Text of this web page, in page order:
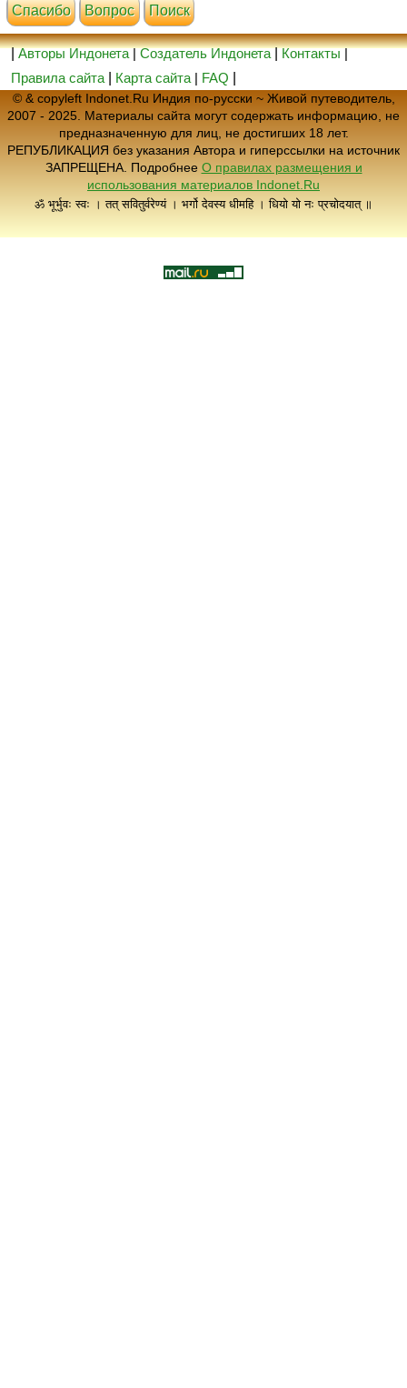
Cпасибо Вопрос Поиск
|Авторы Индонета|Создатель Индонета|Контакты|
Правила сайта
Карта сайта | FAQ
© & copyleft Indonet.Ru Индия по-русски ~ Живой путеводитель,
2007 - 2025. Материалы сайта могут содержать информацию, не
предназначенную для лиц, не достигших 18 лет.
РЕПУБЛИКАЦИЯ без указания Автора и гиперссылки на источник
ЗАПРЕЩЕНА. Подробнее О правилах размещения и
использования материалов Indonet.Ru
ॐ भूर्भुवः स्वः । तत् सवितुर्वरेण्यं । भर्गो देवस्य धीमहि । धियो यो नः प्रचोदयात् ॥